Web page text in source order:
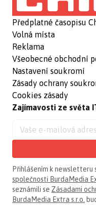
Předplatné časopisu
Volná místa
Reklama
Všeobecné obchodní
Nastavení soukromí
Zásady ochrany
Cookies zásady
Zajímavosti ze světa
Přihlášením k newsletteru
společnosti BurdaMedia
seznámili se Zásadami
BurdaMedia Extra s.r.o.